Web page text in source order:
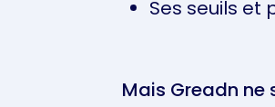
Ses seuils et
Mais Greadn ne